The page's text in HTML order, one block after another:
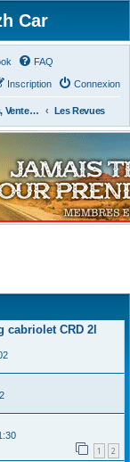
Car
FAQ
Connexion
Inscription
Achats, Ventes, Aides et Partages, Revues Les Revues
cabriolet CRD 2l
1 2